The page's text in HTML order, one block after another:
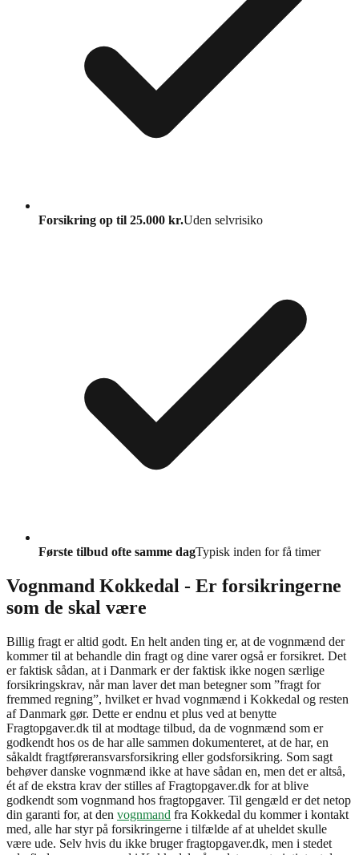
Forsikring op til 25.000 kr.Uden selvrisiko
Første tilbud ofte samme dagTypisk inden for få timer
Vognmand Kokkedal - Er forsikringerne
som de skal være
Billig fragt er altid godt. En helt anden ting er, at de vognmænd der
kommer til at behandle din fragt og dine varer også er forsikret. Det
er faktisk sådan, at i Danmark er der faktisk ikke nogen særlige
forsikringskrav, når man laver det man betegner som ”fragt for
fremmed regning”, hvilket er hvad vognmænd i Kokkedal og resten
af Danmark gør. Dette er endnu et plus ved at benytte
Fragtopgaver.dk til at modtage tilbud, da de vognmænd som er
godkendt hos os de har alle sammen dokumenteret, at de har, en
såkaldt fragtføreransvarsforsikring eller godsforsikring. Som sagt
behøver danske vognmænd ikke at have sådan en, men det er altså,
ét af de ekstra krav der stilles af Fragtopgaver.dk for at blive
godkendt som vognmand hos fragtopgaver. Til gengæld er det netop
din garanti for, at den vognmand fra Kokkedal du kommer i kontakt
med, alle har styr på forsikringerne i tilfælde af at uheldet skulle
være ude. Selv hvis du ikke bruger fragtopgaver.dk, men i stedet